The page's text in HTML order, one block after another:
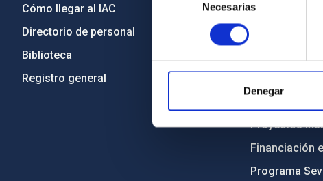
consentimiento
Necesarias
Denegar
Cómo llegar al IAC
Directorio de personal
Biblioteca
Registro general
Transparencia
Código ético
Medio
Proyectos
Financiación
Programa